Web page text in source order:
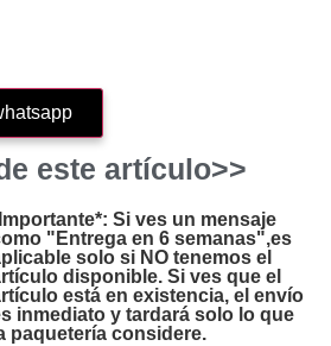
este artículo>>
Si ves un mensaje
"Entrega en 6 semanas",es
solo si NO tenemos el
disponible. Si ves que el
está en existencia, el envío
inmediato y tardará solo lo que
paquetería considere.